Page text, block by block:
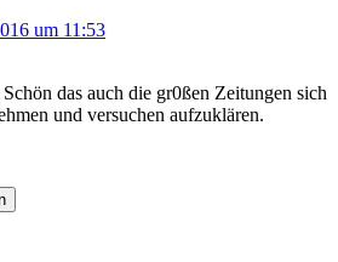
um 11:53
das auch die gr0ßen Zeitungen sich
und versuchen aufzuklären.